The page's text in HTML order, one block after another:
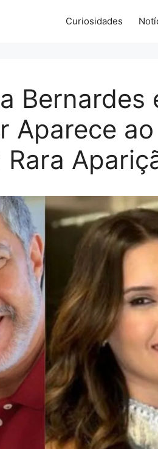
Curiosidades
Bernardes
Aparece